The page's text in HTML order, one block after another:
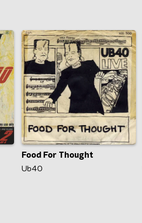
Food For Thought
Ub40